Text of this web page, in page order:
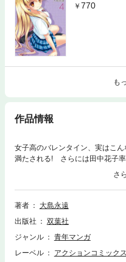
770
も
作品情報
女子高のバレンタイン、実はこ
満たされる! さらには田中花子
暴走で大活躍! クラス替えに新
の女子高生は毎日がイベントの
て、花子が自分に正直になって
たくないところまで見せちゃう女
著者
大島永遠
出版社
双葉社
ジャンル
青年マンガ
レーベル
アクションコミックス